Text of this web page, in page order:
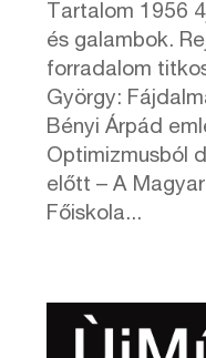
Tartalom 1956
és galambok.
forradalom
György:
Bényi Árpád
Optimizmusból
előtt – A
Főiskola...